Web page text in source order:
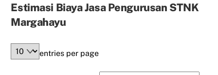
Estimasi Biaya Jasa Pengurusan STNK
Margahayu
entries per page